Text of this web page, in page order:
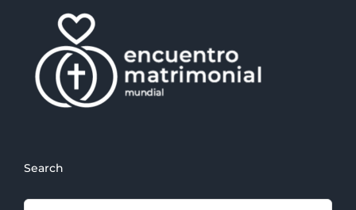
Search